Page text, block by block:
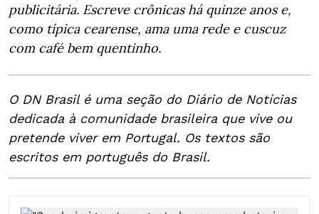
publicitária. Escreve crônicas há quinze anos e,
como típica cearense, ama uma rede e cuscuz
com café bem quentinho.
O DN Brasil é uma seção do Diário de Notícias
dedicada à comunidade brasileira que vive ou
pretende viver em Portugal. Os textos são
escritos em português do Brasil.